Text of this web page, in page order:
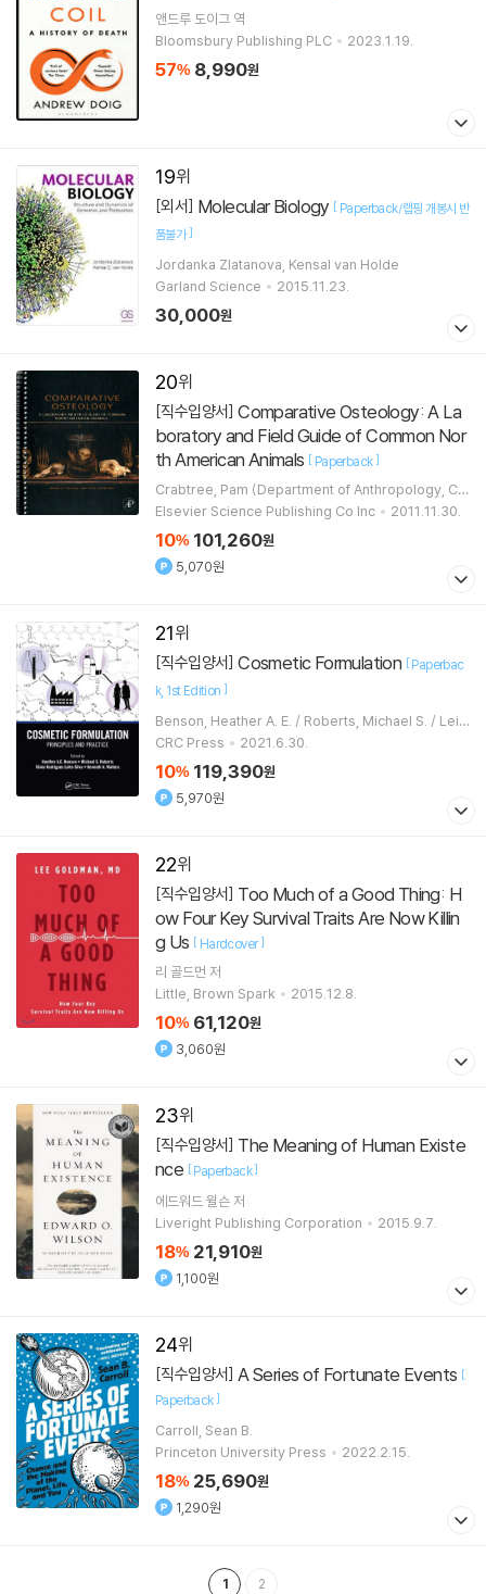
앤드루 도이그 역
Bloomsbury Publishing PLC
2023.1.19.
57% 8,990원
19
[외서] Molecular Biology [ Paperback/랩핑 개봉시 반
품불가]
Jordanka Zlatanova, Kensal van Holde
Garland Science
2015.11.23.
30,000원
20
[직수입양서] Comparative Osteology: A La
boratory and Field Guide of Common Nor
th American Animals [ Paperback]
Crabtree, Pam (Department of Anthropology, Ce
nter for the Study of Human Origins, New York Un
Elsevier Science Publishing Co Inc 2011.11.30.
10% 101,260원
5,070원
21
[직수입양서] Cosmetic Formulation [Paperbac
k 1st Edition ]
Benson, Heather A. E. / Roberts, Michael S. / Leit
e-Silva, Vania Rodrigues
CRC Press 2021.6.30.
10% 119,390원
5,970원
22
[직수입양서]
ow Four Key Survival Traits Are Now Killin
g Us [ Hardcover]
리 골드먼 저
Little, Brown Spark
2015.12.8.
10% 61,120원
3,060원
23
[직수입양서]
nce [Paperback]
에드워드 윌슨저
Liveright Publishing Corporation
2015.9.7.
18% 21,910원
1,100원
24
[직수입양서] A Series of Fortunate Events [
Paperback]
Carroll, Sean B.
Princeton University Press
2022.2.15.
18% 25,690원
1,290원
1 2